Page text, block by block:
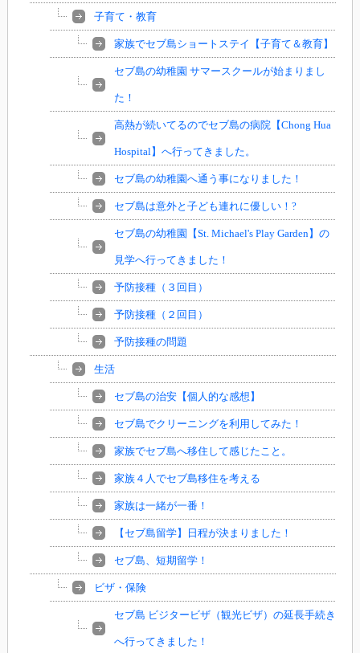
子育て・教育
家族でセブ島ショートステイ【子育て＆教育】
セブ島の幼稚園 サマースクールが始まりまし
た！
高熱が続いてるのでセブ島の病院【Chong Hua
Hospital】へ行ってきました。
セブ島の幼稚園へ通う事になりました！
セブ島は意外と子ども連れに優しい！?
セブ島の幼稚園【St. Michael's Play Garden】の
見学へ行ってきました！
予防接種（３回目）
予防接種（２回目）
予防接種の問題
生活
セブ島の治安【個人的な感想】
セブ島でクリーニングを利用してみた！
家族でセブ島へ移住して感じたこと。
家族４人でセブ島移住を考える
家族は一緒が一番！
【セブ島留学】日程が決まりました！
セブ島、短期留学！
ビザ・保険
セブ島 ビジタービザ（観光ビザ）の延長手続き
へ行ってきました！